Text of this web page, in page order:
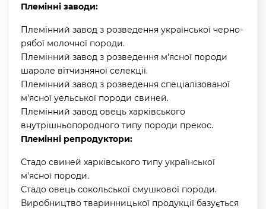
Племінні заводи:
Племінний завод з розведення української черно-
рябої молочної породи.
Племінний завод з розведення м'ясної породи
шароле вітчизняної селекції.
Племінний завод з розведення спеціалізованої
м'ясної уельської породи свиней.
Племінний завод овець харківського
внутрішньопородного типу породи прекос.
Племінні репродуктори:
Стадо свиней харківського типу української
м'ясної породи.
Стадо овець сокольської смушкової породи.
Виробництво тваринницької продукції базується